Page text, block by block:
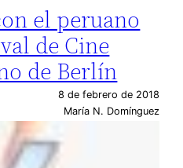
el peruano
de Cine
de Berlín
8 de febrero de 2018
María N. Domínguez